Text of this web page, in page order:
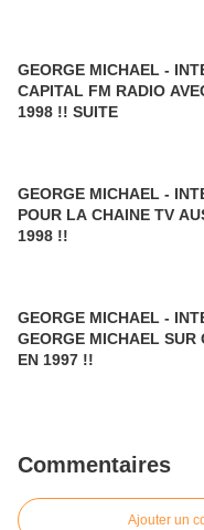
GEORGE MICHAEL -
CAPITAL FM RADIO
1998 !! SUITE
GEORGE MICHAEL -
POUR LA CHAINE TV
1998 !!
GEORGE MICHAEL -
GEORGE MICHAEL SUR
EN 1997 !!
Commentaires
Ajouter un